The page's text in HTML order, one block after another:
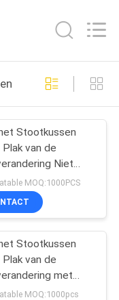
9
11
Stootkussen
van de
Niet
voor Batterij
Elektronische
koelen
MOQ:1000PCS
Stootkussen
van de
met
Thermische
MOQ:1000pcs